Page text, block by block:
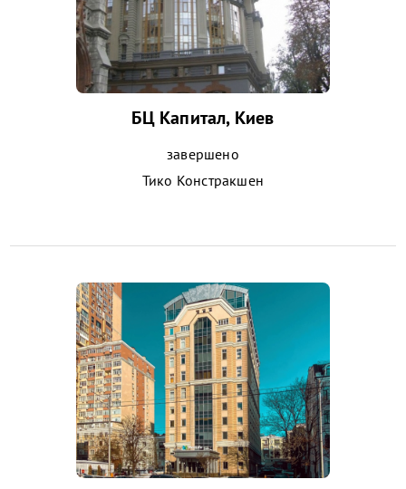
БЦ Капитал, Киев
завершено
Тико Констракшен